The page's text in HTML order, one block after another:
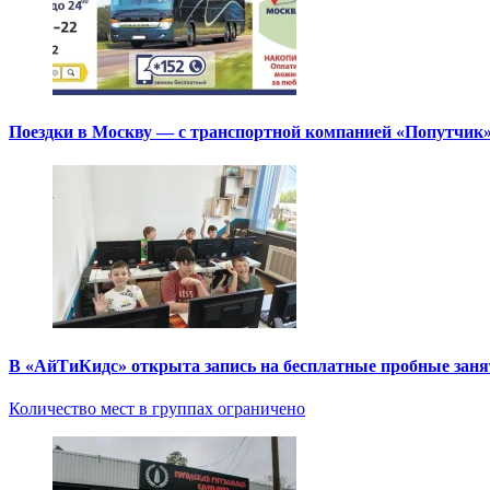
Поездки в Москву — с транспортной компанией «Попутчик»
В «АйТиКидс» открыта запись на бесплатные пробные
Количество мест в группах ограничено